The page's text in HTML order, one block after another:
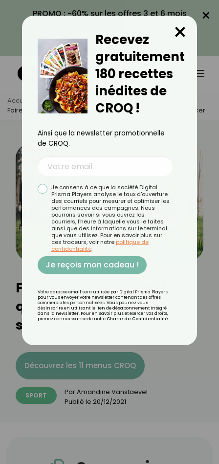
PROMO : -60% sur les offres 3 et 6 mois
VOIR LA PROMO
×
Accueil Actus
Sport
Faire Du Sport En Forêt : Ce Qu'il Faut Savoir Avant De Se Lancer
Faire du sport en forêt : ce
qu'il faut savoir avant de
se lancer
Découvrez les 11 menus CROQ
SPORT ParAmandine Vanstaevel
Publié le 20/12/2021
Recevez
gratuitement
180 recettes
inédites de
CROQ !
×
Ainsi que la newsletter promotionnelle
de CROQ.
Je consens à ce que la société Digital
Prisma Players analyse le taux d'ouverture
des courriels pour mesurer et optimiser les
performances des campagnes. Nous
pourrons savoir si vous ouvrez les
courriels, l'heure à laquelle vous le faites
ainsi que des informations sur le terminal
que vous utilisez. Pour en savoir plus sur
ces traceurs, voir notre politique de
confidentialité.
Je reçois mon cadeau !
Votre adresse email sera utilisée par Digital Prisma Players
pour vous envoyer votre newsletter contenant des offres
commerciales personnalisées. Vous pourrez vous
désinscrire en utilisant le lien de désabonnement intégré
dans la newsletter. Pour en savoir plus et exercer vos droits,
prenez connaissance de notre Charte de Confidentialité.